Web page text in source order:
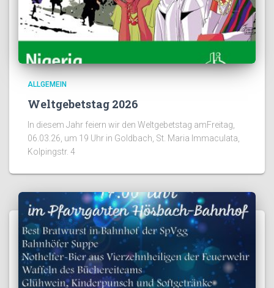
ALLGEMEIN
Weltgebetstag 2026
In diesem Jahr feiern wir den Weltgebetstag amFreitag,
06.03.26, um 19 Uhr in Goldbach, St. Maria Immaculata,
Kolpingstr. 4